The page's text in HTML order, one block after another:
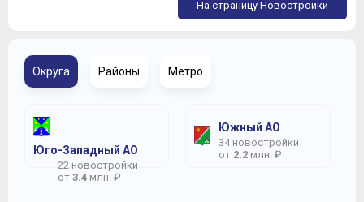
На страницу Новостройки
Округа Районы Метро
Юго-Западный АО
22 новостройки
от 3.4 млн. ₽
Южный АО
34 новостройки
от 2.2 млн. ₽